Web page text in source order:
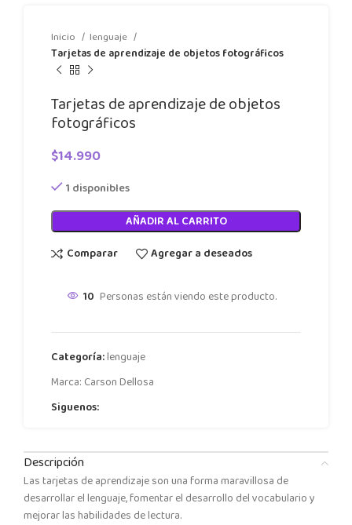
Inicio
lenguaje
Tarjetas de aprendizaje de objetos fotográficos
Tarjetas de aprendizaje de objetos
fotográficos
$14.990
1 disponibles
AÑADIR AL CARRITO
Comparar
Agregar a deseados
10 Personas están viendo este producto.
Categoría:lenguaje
Marca: Carson Dellosa
Siguenos:
Descripción
Las tarjetas de aprendizaje son una forma maravillosa de
desarrollar el lenguaje, fomentar el desarrollo del vocabulario y
mejorar las habilidades de lectura.